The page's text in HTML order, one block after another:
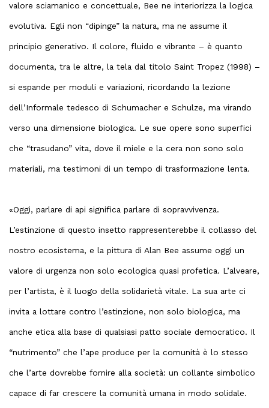
valore sciamanico e concettuale, Bee ne interiorizza la logica
evolutiva. Egli non “dipinge” la natura, ma ne assume il
principio generativo. Il colore, fluido e vibrante – è quanto
documenta, tra le altre, la tela dal titolo Saint Tropez (1998) –
si espande per moduli e variazioni, ricordando la lezione
dell’Informale tedesco di Schumacher e Schulze, ma virando
verso una dimensione biologica. Le sue opere sono superfici
che “trasudano” vita, dove il miele e la cera non sono solo
materiali, ma testimoni di un tempo di trasformazione lenta.
«Oggi, parlare di api significa parlare di sopravvivenza.
L’estinzione di questo insetto rappresenterebbe il collasso del
nostro ecosistema, e la pittura di Alan Bee assume oggi un
valore di urgenza non solo ecologica quasi profetica. L’alveare,
per l’artista, è il luogo della solidarietà vitale. La sua arte ci
invita a lottare contro l’estinzione, non solo biologica, ma
anche etica alla base di qualsiasi patto sociale democratico. Il
“nutrimento” che l’ape produce per la comunità è lo stesso
che l’arte dovrebbe fornire alla società: un collante simbolico
capace di far crescere la comunità umana in modo solidale.